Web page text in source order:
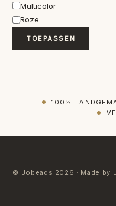
Multicolor
Roze
TOEPASSEN
100%
© Jobeads 2026 · Made by